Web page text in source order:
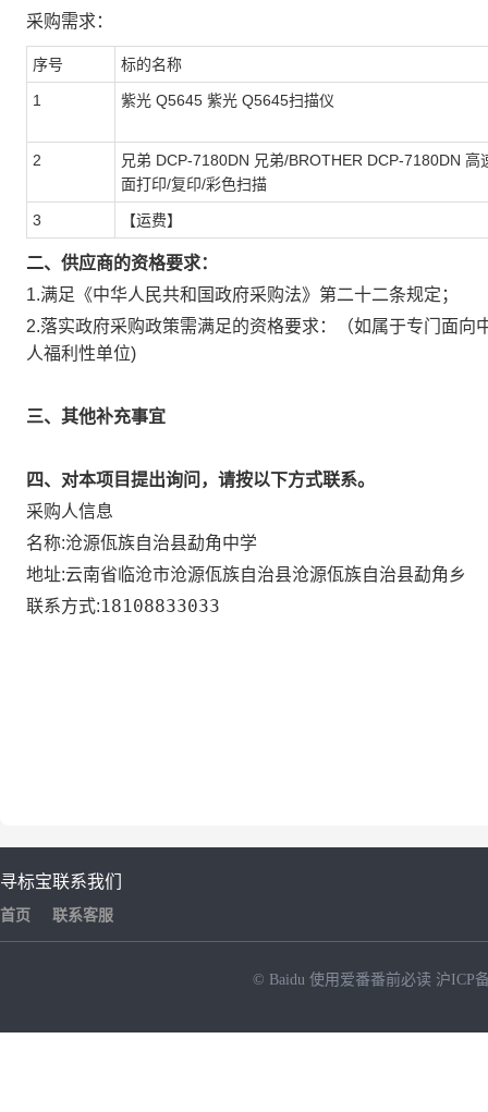
采购需求：
序号 标的名称
1 紫光 Q5645 紫光 Q5645扫描仪
2
兄弟 DCP-7180DN 兄弟/BROTHER DCP-7180DN
面打印/复印/彩色扫描
3 【运费】
二、供应商的资格要求：
1.满足《中华人民共和国政府采购法》第二十二条规定；
2.落实政府采购政策需满足的资格要求：
（如属于专门面
人福利性单位)
三、其他补充事宜
四、对本项目提出询问，请按以下方式联系。
采购人信息
名称:沧源佤族自治县勐角中学
地址:云南省临沧市沧源佤族自治县沧源佤族自治县勐角乡
联系方式:18108833033
寻标宝
首页
联系我们
联系客服
© Baidu 使用爱番番前必读 沪ICP